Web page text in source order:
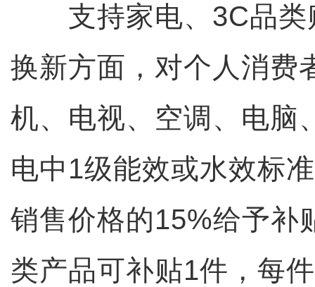
支持家电、3C品类
换新方面，对个人消费
机、电视、空调、电脑
电中1级能效或水效标
销售价格的15%给予补
类产品可补贴1件，每